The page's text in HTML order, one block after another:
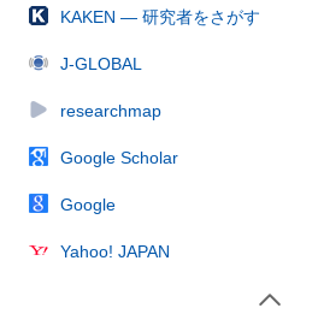
KAKEN — 研究者をさがす
J-GLOBAL
researchmap
Google Scholar
Google
Yahoo! JAPAN